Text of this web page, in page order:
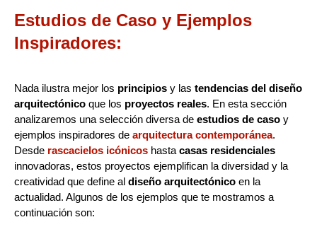
Estudios de Caso y Ejemplos
Inspiradores:
Nada ilustra mejor los principios y las tendencias del diseño
arquitectónico que los proyectos reales. En esta sección
analizaremos una selección diversa de estudios de caso y
ejemplos inspiradores de arquitectura contemporánea.
Desde rascacielos icónicos hasta casas residenciales
innovadoras, estos proyectos ejemplifican la diversidad y la
creatividad que define al diseño arquitectónico en la
actualidad. Algunos de los ejemplos que te mostramos a
continuación son: